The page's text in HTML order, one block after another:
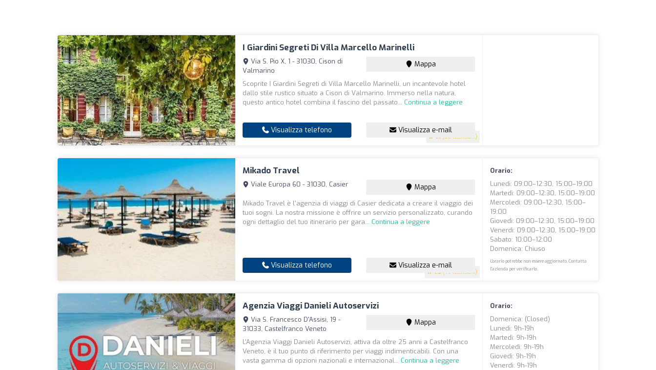
I Giardini Segreti Di Villa Marcello Marinelli
4.1 (86 recensioni)
Via S. Pio X, 1 - 31030, Cison di
Valmarino
Mappa
Scoprite I Giardini Segreti di Villa Marcello Marinelli, un incantevole hotel
dallo stile rustico situato a Cison di Valmarino. Immerso nella natura,
questo antico hotel combina il fascino del passato... Continua a leggere
Visualizza telefono Visualizza e-mail
Mikado Travel
4.8 (49 recensioni)
Viale Europa 60 - 31030, Casier Mappa
Mikado Travel è l'agenzia di viaggi di Casier dedicata a creare il viaggio dei
tuoi sogni. La nostra missione è offrire un servizio personalizzato, curando
ogni dettaglio del tuo itinerario per gara... Continua a leggere
Visualizza telefono Visualizza e-mail
Orario:
Lunedì: 09:00–12:30, 15:00–19:00
Martedì: 09:00–12:30, 15:00–19:00
Mercoledì: 09:00–12:30, 15:00–
19:00
Giovedì: 09:00–12:30, 15:00–19:00
Venerdì: 09:00–12:30, 15:00–19:00
Sabato: 10:00–12:00
Domenica: Chiuso
L'orario potrebbe non essere aggiornato. Contatta
l'azienda per verificarlo.
Agenzia Viaggi Danieli Autoservizi
Via S. Francesco D'Assisi, 19 -
31033, Castelfranco Veneto
Mappa
L'Agenzia Viaggi Danieli Autoservizi, attiva da oltre 25 anni a Castelfranco
Veneto, è il tuo punto di riferimento per viaggi indimenticabili. Con una
vasta gamma di opzioni nazionali e internazional... Continua a leggere
Orario:
Domenica: (closed)
Lunedì: 9h-19h
Martedì: 9h-19h
Mercoledì: 9h-19h
Giovedì: 9h-19h
Venerdì: 9h-19h